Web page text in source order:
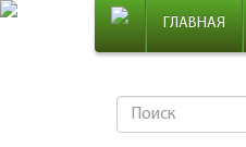
ГЛАВНАЯ